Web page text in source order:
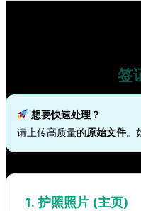
签
想要快速处理？
请上传高质量的原始文件。
1. 护照照片 (主页)